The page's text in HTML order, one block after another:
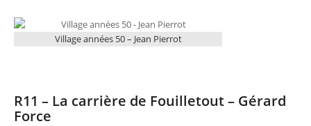
Village années 50 – Jean Pierrot
R11 – La carrière de Fouilletout – Gérard
Force